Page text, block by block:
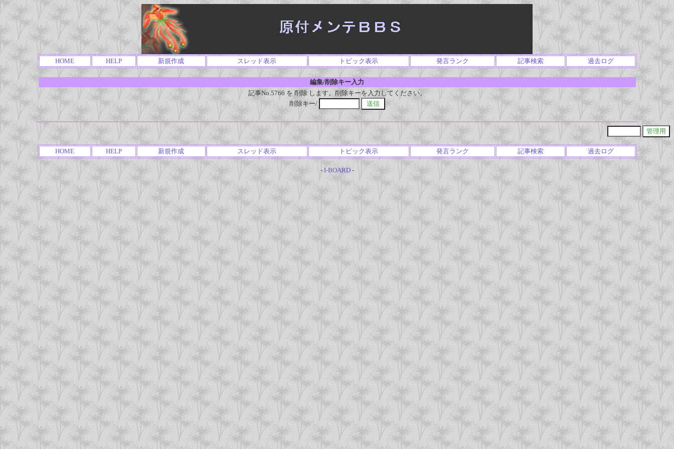
HOME HELP 新規作成 スレッド表示 トピック表示 発言ランク 記事検索 過去ログ
編集/削除キー入力
記事No.5766 を 削除 します。削除キーを入力してください。
削除キー/
HOME HELP 新規作成 スレッド表示 トピック表示 発言ランク 記事検索 過去ログ
- I-BOARD-